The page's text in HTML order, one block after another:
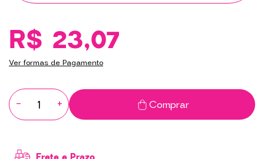
R$ 23,07
Ver formas de Pagamento
- + Comprar